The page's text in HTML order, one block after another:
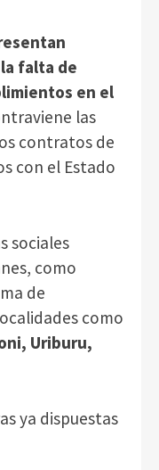
falta de
en el
las
contratos de
con el Estado
sociales
como
de
como
Uriburu,
ya dispuestas